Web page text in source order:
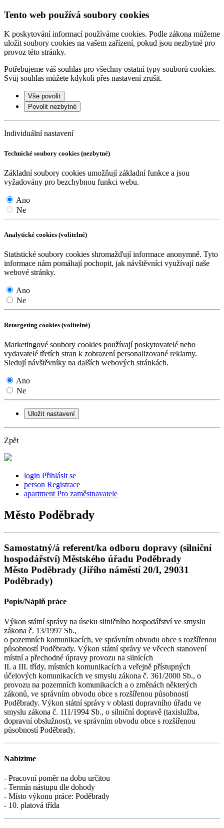
Tento web používá soubory cookies
K poskytování informací používáme cookies. Podle zákona můžeme
uložit soubory cookies na vašem zařízení, pokud jsou nezbytné pro
provoz této stránky.
Potřebujeme váš souhlas pro všechny ostatní typy souborů cookies.
Svůj souhlas můžete kdykoli přes nastavení zrušit.
Vše povolit
Povolit nezbytné
Individuální nastavení
Technické soubory cookies (nezbytné)
Základní soubory cookies umožňují základní funkce a jsou
vyžadovány pro bezchybnou funkci webu.
Ano
Ne
Analytické cookies (volitelné)
Statistické soubory cookies shromažďují informace anonymně. Tyto
informace nám pomáhají pochopit, jak návštěvníci využívají naše
webové stránky.
Ano
Ne
Retargeting cookies (volitelné)
Marketingové soubory cookies používají poskytovatelé nebo
vydavatelé třetích stran k zobrazení personalizované reklamy.
Sledují návštěvníky na dalších webových stránkách.
Ano
Ne
Uložit nastavení
Zpět
login Přihlásit se
person Registrace
apartmentPro zaměstnavatele
Město Poděbrady
Samostatný/á referent/ka odboru dopravy (silniční
hospodářství) Městského úřadu Poděbrady
Město Poděbrady (Jiřího náměstí 20/I, 29031
Poděbrady)
Popis/Náplň práce
Výkon státní správy na úseku silničního hospodářství ve smyslu
zákona č. 13/1997 Sb.,
o pozemních komunikacích, ve správním obvodu obce s rozšířenou
působností Poděbrady. Výkon státní správy ve věcech stanovení
místní a přechodné úpravy provozu na silnicích
II. a III. třídy, místních komunikacích a veřejně přístupných
účelových komunikacích ve smyslu zákona č. 361/2000 Sb., o
provozu na pozemních komunikacích a o změnách některých
zákonů, ve správním obvodu obce s rozšířenou působností
Poděbrady. Výkon státní správy v oblasti dopravního úřadu ve
smyslu zákona č. 111/1994 Sb., o silniční dopravě (taxislužba,
dopravní obslužnost), ve správním obvodu obce s rozšířenou
působností Poděbrady.
Nabízíme
- Pracovní poměr na dobu určitou
- Termín nástupu dle dohody
- Místo výkonu práce: Poděbrady
- 10. platová třída